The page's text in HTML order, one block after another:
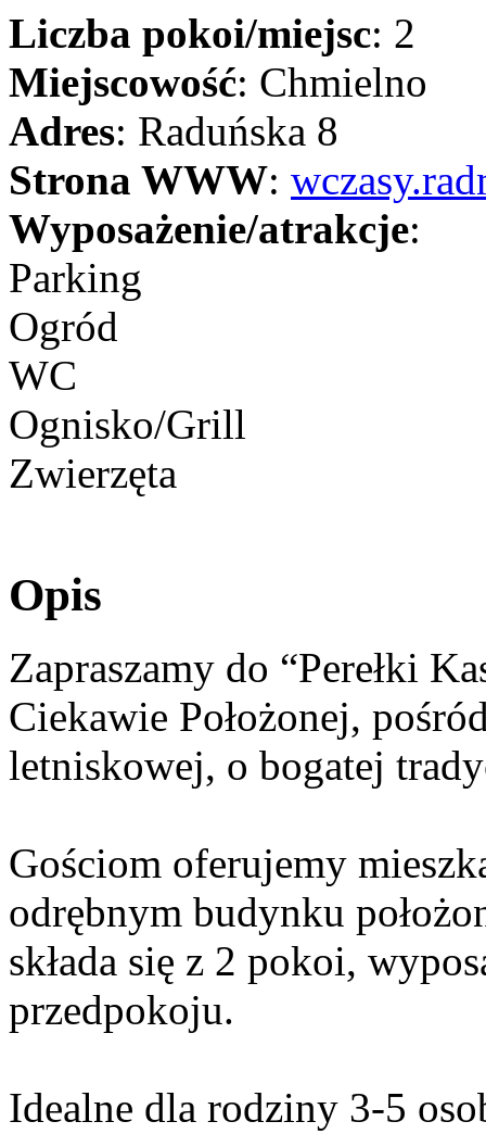
Liczba pokoi/miejsc: 2
Miejscowość: Chmielno
Adres: Raduńska 8
Strona WWW:
Wyposażenie/atrakcje:
Parking
Ogród
WC
Ognisko/Grill
Zwierzęta
Opis
Zapraszamy do “Perełki
Ciekawie Położonej,
letniskowej, o bogatej
Gościom oferujemy
odrębnym budynku
składa się z 2 pokoi,
przedpokoju.
Idealne dla rodziny 3-5